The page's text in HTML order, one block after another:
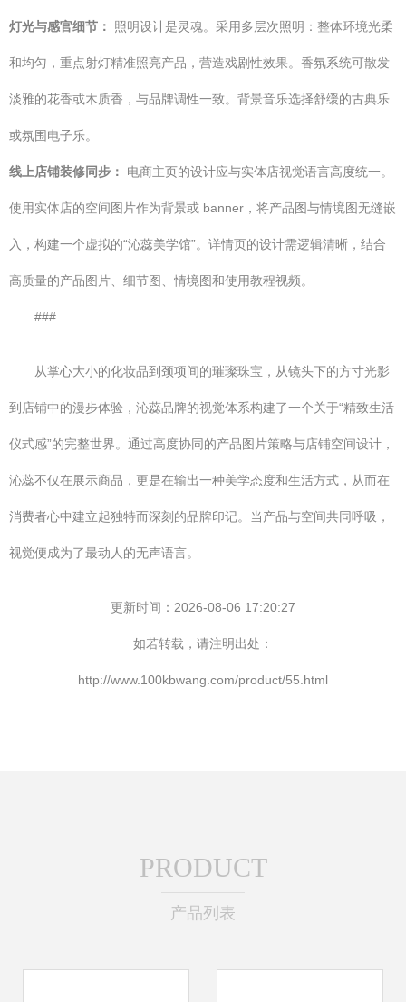
灯光与感官细节： 照明设计是灵魂。采用多层次照明：整体环境光柔
和均匀，重点射灯精准照亮产品，营造戏剧性效果。香氛系统可散发
淡雅的花香或木质香，与品牌调性一致。背景音乐选择舒缓的古典乐
或氛围电子乐。
线上店铺装修同步： 电商主页的设计应与实体店视觉语言高度统一。
使用实体店的空间图片作为背景或 banner，将产品图与情境图无缝嵌
入，构建一个虚拟的“沁蕊美学馆”。详情页的设计需逻辑清晰，结合
高质量的产品图片、细节图、情境图和使用教程视频。
###
从掌心大小的化妆品到颈项间的璀璨珠宝，从镜头下的方寸光影
到店铺中的漫步体验，沁蕊品牌的视觉体系构建了一个关于“精致生活
仪式感”的完整世界。通过高度协同的产品图片策略与店铺空间设计，
沁蕊不仅在展示商品，更是在输出一种美学态度和生活方式，从而在
消费者心中建立起独特而深刻的品牌印记。当产品与空间共同呼吸，
视觉便成为了最动人的无声语言。
更新时间：2026-08-06 17:20:27
如若转载，请注明出处：
http://www.100kbwang.com/product/55.html
PRODUCT
产品列表